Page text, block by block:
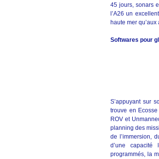
45 jours, sonars
l’A26 un
haute mer
Softwares pour
S’appuyant sur
trouve en
ROV et
planning des
de l’immersion,
d’une capacité
programmés, la